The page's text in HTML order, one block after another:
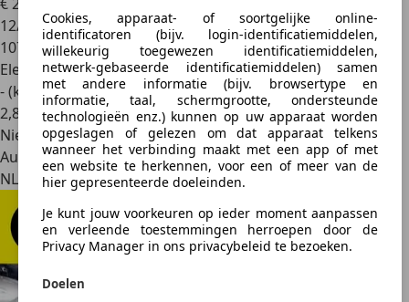
Cookies, apparaat- of soortgelijke online-
identificatoren (bijv. login-identificatiemiddelen,
willekeurig toegewezen identificatiemiddelen,
netwerk-gebaseerde identificatiemiddelen) samen
met andere informatie (bijv. browsertype en
informatie, taal, schermgrootte, ondersteunde
technologieën enz.) kunnen op uw apparaat worden
opgeslagen of gelezen om dat apparaat telkens
wanneer het verbinding maakt met een app of met
een website te herkennen, voor een of meer van de
hier gepresenteerde doeleinden.
Je kunt jouw voorkeuren op ieder moment aanpassen
en verleende toestemmingen herroepen door de
Privacy Manager in ons privacybeleid te bezoeken.
Doelen
12/2020
107.735 km
Elektrisch
- (kWh/100 km)
2,8
Nieuw
Autobedrijf
NL 6741 LN